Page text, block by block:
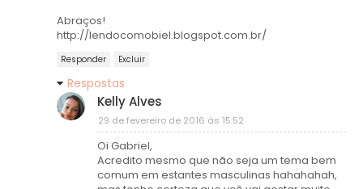
Abraços!
http://lendocomobiel.blogspot.com.br/
Responder Excluir
Respostas
Kelly Alves
29 de fevereiro de 2016 às 15:52
Oi Gabriel,
Acredito mesmo que não seja um tema bem
comum em estantes masculinas hahahahah,